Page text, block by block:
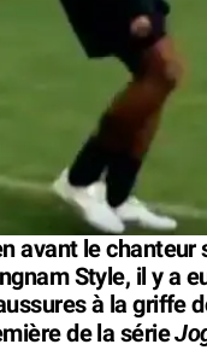
avant le chanteur
Style, il y a
à la griffe
de la série